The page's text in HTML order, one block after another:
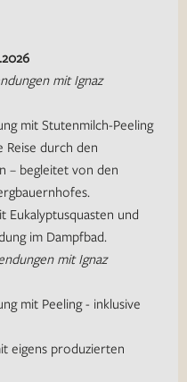
mit Ignaz
mit Stutenmilch-Peeling
Reise durch den
– begleitet von den
Eukalyptusquasten und
im Dampfbad.
mit Ignaz
mit Peeling - inklusive
eigens produzierten